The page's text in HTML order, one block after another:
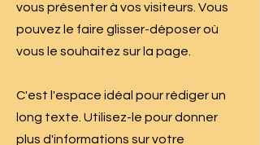
vous présenter à vos visiteurs. Vous
pouvez le faire glisser-déposer où
vous le souhaitez sur la page.
C'est l'espace idéal pour rédiger un
long texte. Utilisez-le pour donner
plus d'informations sur votre